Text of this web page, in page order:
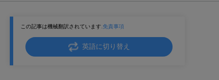
この記事は機械翻訳されています.免責事項
英語に切り替え